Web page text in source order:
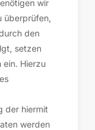
wir
überprüfen,
den
setzen
ein. Hierzu
der hiermit
werden